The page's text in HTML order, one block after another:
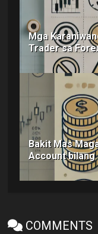
Mga
Trader sa
Bakit Mas
Account bilang
COMMENTS